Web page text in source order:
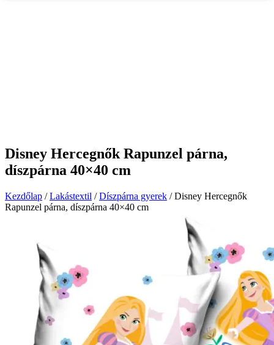
Disney Hercegnők Rapunzel párna,
díszpárna 40×40 cm
Kezdőlap /Lakástextil /Díszpárna gyerek / Disney Hercegnők
Rapunzel párna, díszpárna 40×40 cm